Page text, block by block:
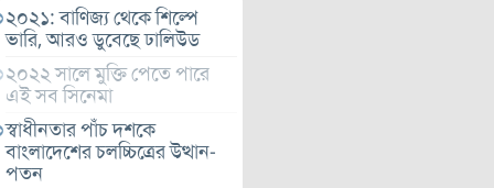
২০২১: বাণিজ্য থেকে শিল্পে
ভারি, আরও ডুবেছে ঢালিউড
২০২২ সালে মুক্তি পেতে পারে
এই সব সিনেমা
স্বাধীনতার পাঁচ দশকে
বাংলাদেশের চলচ্চিত্রের উত্থান-
পতন